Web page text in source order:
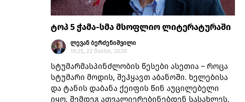
ტოპ 5 ჭამა-სმა მსოფლიო ლიტერატურაში
ლევან ბერძენიშვილი
19:25, 22 მაისი, 2020
სტუმარმასპინძლობის წესები ასეთია – როცა
სტუმარი მოდის, შეჰყავთ აბანოში. ხელებისა
და ტანის დაბანა ქეიფის წინ აუცილებელი
იყო. შემდეგ ათვალიერებინებდენ სასახლეს.